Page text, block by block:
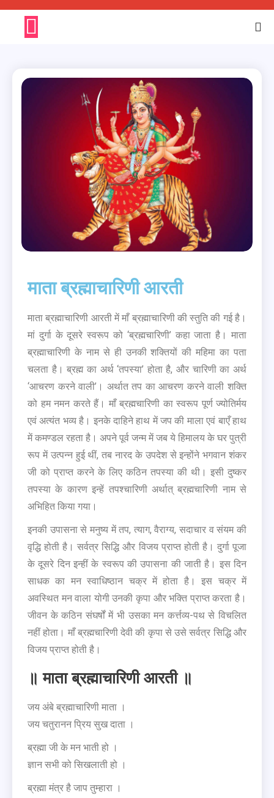
माता ब्रह्माचारिणी आरती
माता ब्रह्माचारिणी आरती में माँ ब्रह्माचारिणी की स्तुति की गई है।
मां दुर्गा के दूसरे स्वरूप को ‘ब्रह्मचारिणी’ कहा जाता है। माता
ब्रह्माचारिणी के नाम से ही उनकी शक्तियों की महिमा का पता
चलता है। ब्रह्म का अर्थ ‘तपस्या’ होता है, और चारिणी का अर्थ
‘आचरण करने वाली’। अर्थात तप का आचरण करने वाली शक्ति
को हम नमन करते हैं। माँ ब्रह्मचारिणी का स्वरूप पूर्ण ज्योतिर्मय
एवं अत्यंत भव्य है। इनके दाहिने हाथ में जप की माला एवं बाएँ हाथ
में कमण्डल रहता है। अपने पूर्व जन्म में जब ये हिमालय के घर पुत्री
रूप में उत्पन्न हुई थीं, तब नारद के उपदेश से इन्होंने भगवान शंकर
जी को प्राप्त करने के लिए कठिन तपस्या की थी। इसी दुष्कर
तपस्या के कारण इन्हें तपश्चारिणी अर्थात् ब्रह्मचारिणी नाम से
अभिहित किया गया।
इनकी उपासना से मनुष्य में तप, त्याग, वैराग्य, सदाचार व संयम की
वृद्धि होती है। सर्वत्र सिद्धि और विजय प्राप्त होती है। दुर्गा पूजा
के दूसरे दिन इन्हीं के स्वरूप की उपासना की जाती है। इस दिन
साधक का मन स्वाधिष्ठान चक्र में होता है। इस चक्र में
अवस्थित मन वाला योगी उनकी कृपा और भक्ति प्राप्त करता है।
जीवन के कठिन संघर्षों में भी उसका मन कर्त्तव्य-पथ से विचलित
नहीं होता। माँ ब्रह्मचारिणी देवी की कृपा से उसे सर्वत्र सिद्धि और
विजय प्राप्त होती है।
॥ माता ब्रह्माचारिणी आरती ॥
जय अंबे ब्रह्माचारिणी माता ।
जय चतुरानन प्रिय सुख दाता ।
ब्रह्मा जी के मन भाती हो ।
ज्ञान सभी को सिखलाती हो ।
ब्रह्मा मंत्र है जाप तुम्हारा ।